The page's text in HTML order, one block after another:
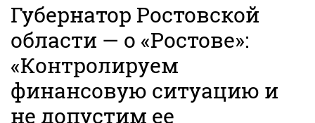
Губернатор Ростовской
области — о «Ростове»:
«Контролируем
финансовую ситуацию и
не допустим ее